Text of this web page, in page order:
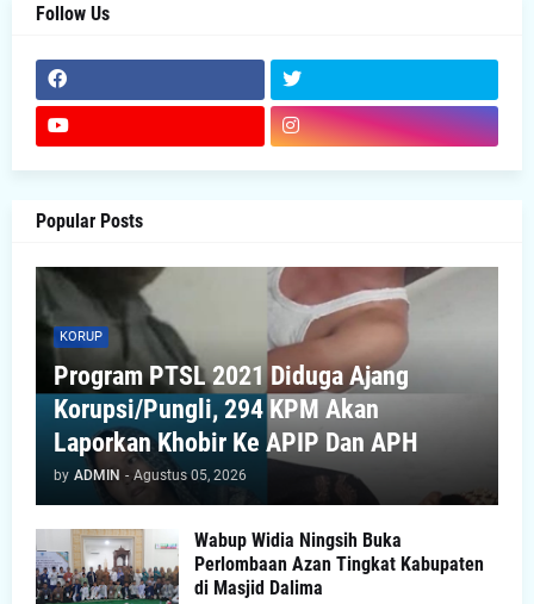
Follow Us
Popular Posts
KORUP
Program PTSL 2021 Diduga Ajang
Korupsi/Pungli, 294 KPM Akan
Laporkan Khobir Ke APIP Dan APH
by ADMIN - Agustus 05, 2026
Wabup Widia Ningsih Buka
Perlombaan Azan Tingkat Kabupaten
di Masjid Dalima